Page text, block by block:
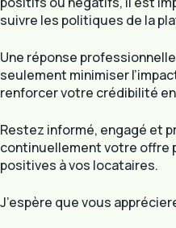
suivre les politiques de la
Une réponse
seulement minimiser
renforcer votre crédibilité
Restez informé, engagé et
continuellement votre offre
positives à vos locataires.
J’espère que vous